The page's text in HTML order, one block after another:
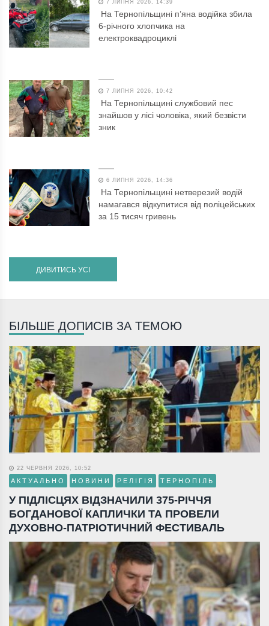
7 ЛИПНЯ 2026, 14:39
На Тернопільщині п’яна водійка збила
6-річного хлопчика на
електроквадроциклі
7 ЛИПНЯ 2026, 10:42
На Тернопільщині службовий пес
знайшов у лісі чоловіка, який безвісти
зник
6 ЛИПНЯ 2026, 14:36
На Тернопільщині нетверезий водій
намагався відкупитися від поліцейських
за 15 тисяч гривень
ДИВИТИСЬ УСІ
БІЛЬШЕ ДОПИСІВ ЗА ТЕМОЮ
22 ЧЕРВНЯ 2026, 10:52
АКТУАЛЬНО НОВИНИ РЕЛІГІЯ ТЕРНОПІЛЬ
У ПІДЛІСЦЯХ ВІДЗНАЧИЛИ 375-РІЧЧЯ
БОГДАНОВОЇ КАПЛИЧКИ ТА ПРОВЕЛИ
ДУХОВНО-ПАТРІОТИЧНИЙ ФЕСТИВАЛЬ